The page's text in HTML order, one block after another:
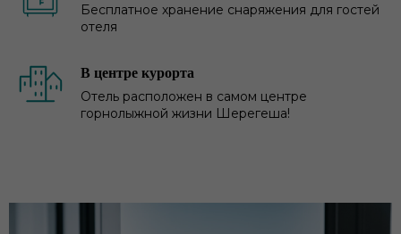
Бесплатное хранение снаряжения для гостей
отеля
В центре курорта
Отель расположен в самом центре
горнолыжной жизни Шерегеша!